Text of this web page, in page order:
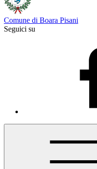
Comune di Boara Pisani
Seguici su